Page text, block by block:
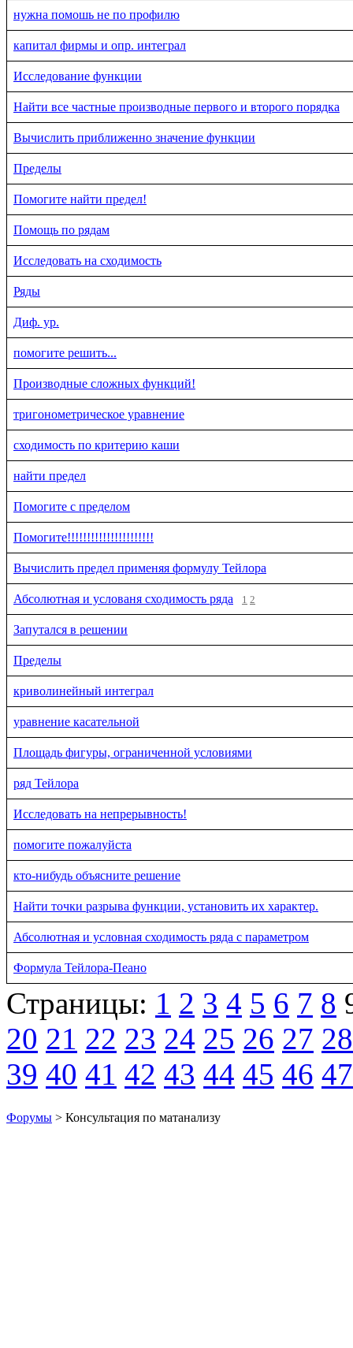
нужна помошь не по профилю
капитал фирмы и опр. интеграл
Исследование функции
Найти все частные производные первого и второго порядка
Вычислить приближенно значение функции
Пределы
Помогите найти предел!
Помощь по рядам
Исследовать на сходимость
Ряды
Диф. ур.
помогите решить...
Производные сложных функций!
тригонометрическое уравнение
сходимость по критерию каши
найти предел
Помогите с пределом
Помогите!!!!!!!!!!!!!!!!!!!!!!
Вычислить предел применяя формулу Тейлора
Абсолютная и услованя сходимость ряда 1 2
Запутался в решении
Пределы
криволинейный интеграл
уравнение касательной
Площадь фигуры, ограниченной условиями
ряд Тейлора
Исследовать на непрерывность!
помогите пожалуйста
кто-нибудь объясните решение
Найти точки разрыва функции, установить их характер.
Абсолютная и условная сходимость ряда с параметром
Формула Тейлора-Пеано
Страницы: 1 2 3 4 5 6 7 8
20 21 22 23 24 25 26 27 28
39 40 41 42 43 44 45 46 47
Форумы > Консультация по матанализу